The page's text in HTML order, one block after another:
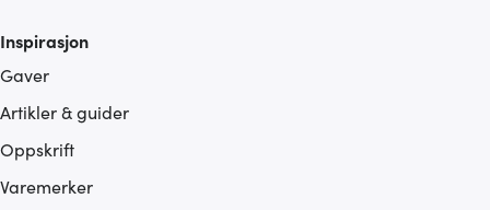
Inspirasjon
Gaver
Artikler & guider
Oppskrift
Varemerker